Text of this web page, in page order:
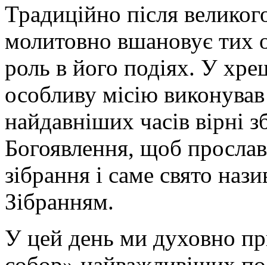
Традиційно після
молитовно вшановує тих
роль в його подіях. У
особливу місію
найдавніших часів вірні
Богоявлення, щоб
зібрання і саме свято
Зібранням.
У цей день ми духовно